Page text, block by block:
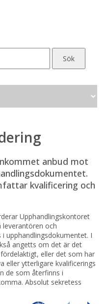
anbud mot
kvalifice­ring och
Upphandlingskontoret
leverantören och
upphandlingsdokumentet. I
angetts om det är det
eller det som har
eller ytterligare kvalificerings
de som återfinns i
Absolut sekretess